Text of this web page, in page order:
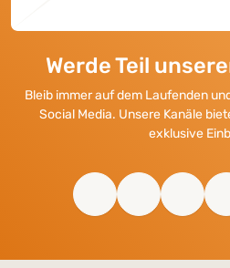
Werde Teil
Bleib immer auf dem Laufenden
Social Media. Unsere Kanäle
exklusive